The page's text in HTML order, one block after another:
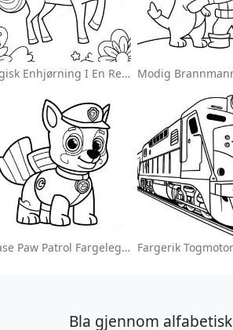
Magisk Enhjørning I En Regnbue Fargeleggingsside
Chase Paw Patrol Fargeleggingsside
Bla gjennom alfabetisk